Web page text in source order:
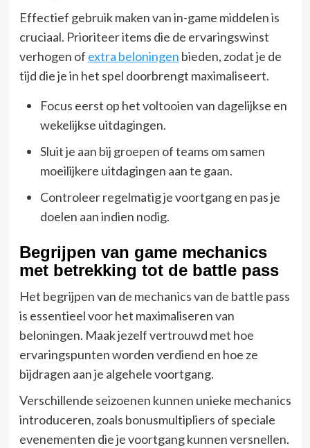
Effectief gebruik maken van in-game middelen is
cruciaal. Prioriteer items die de ervaringswinst
verhogen of extra beloningen bieden, zodat je de
tijd die je in het spel doorbrengt maximaliseert.
Focus eerst op het voltooien van dagelijkse en
wekelijkse uitdagingen.
Sluit je aan bij groepen of teams om samen
moeilijkere uitdagingen aan te gaan.
Controleer regelmatig je voortgang en pas je
doelen aan indien nodig.
Begrijpen van game mechanics
met betrekking tot de battle pass
Het begrijpen van de mechanics van de battle pass
is essentieel voor het maximaliseren van
beloningen. Maak jezelf vertrouwd met hoe
ervaringspunten worden verdiend en hoe ze
bijdragen aan je algehele voortgang.
Verschillende seizoenen kunnen unieke mechanics
introduceren, zoals bonusmultipliers of speciale
evenementen die je voortgang kunnen versnellen.